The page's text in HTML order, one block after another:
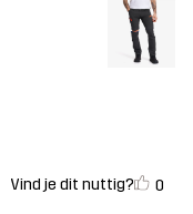
Vind je dit nuttig? 0